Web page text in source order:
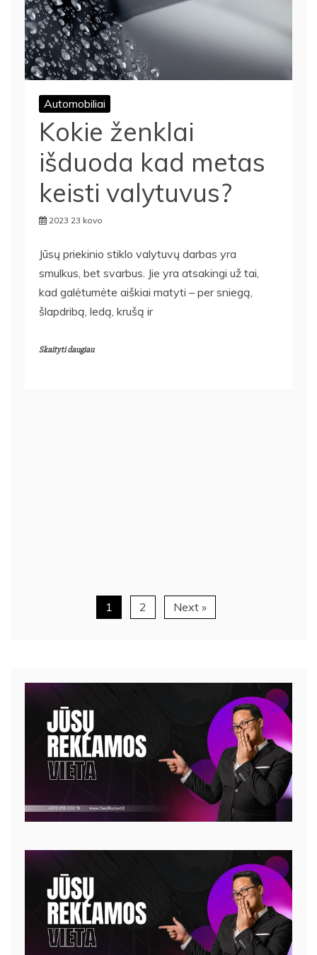
Automobiliai
Kokie ženklai
išduoda kad metas
keisti valytuvus?
2023 23 kovo
Jūsų priekinio stiklo valytuvų darbas yra
smulkus, bet svarbus. Jie yra atsakingi už tai,
kad galėtumėte aiškiai matyti – per sniegą,
šlapdribą, ledą, krušą ir
Skaityti daugiau
1 2 Next »